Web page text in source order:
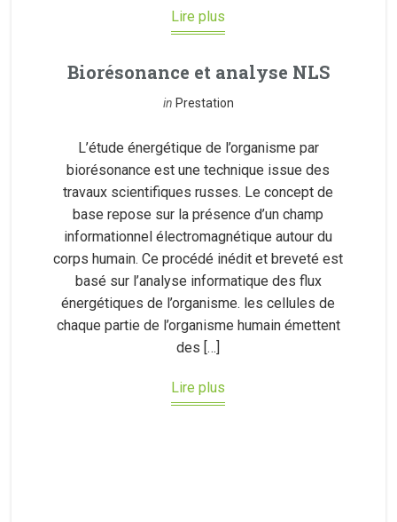
Lire plus
Biorésonance et analyse NLS
in Prestation
L’étude énergétique de l’organisme par
biorésonance est une technique issue des
travaux scientifiques russes. Le concept de
base repose sur la présence d’un champ
informationnel électromagnétique autour du
corps humain. Ce procédé inédit et breveté est
basé sur l’analyse informatique des flux
énergétiques de l’organisme. les cellules de
chaque partie de l’organisme humain émettent
des […]
Lire plus